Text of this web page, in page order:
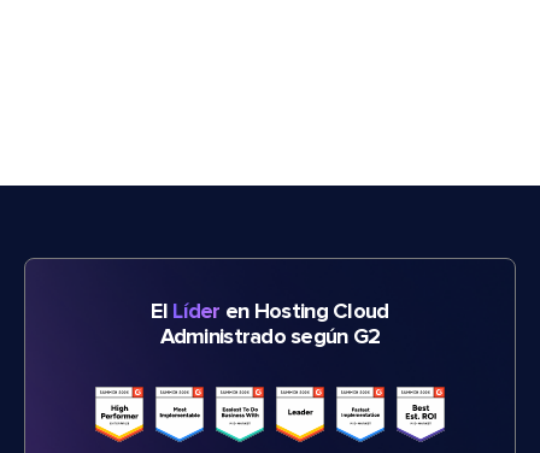
El Líder en Hosting Cloud
Administrado según G2